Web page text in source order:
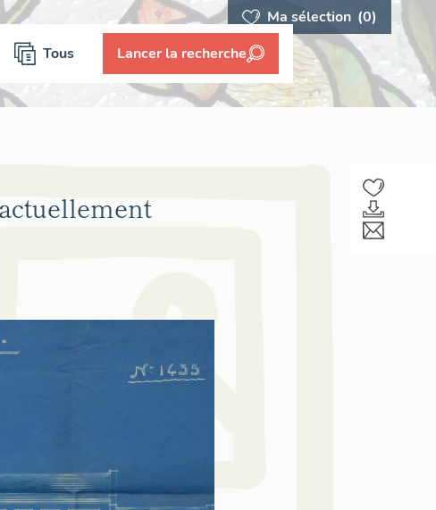
Ma sélection (0)
Tous Lancer la recherche